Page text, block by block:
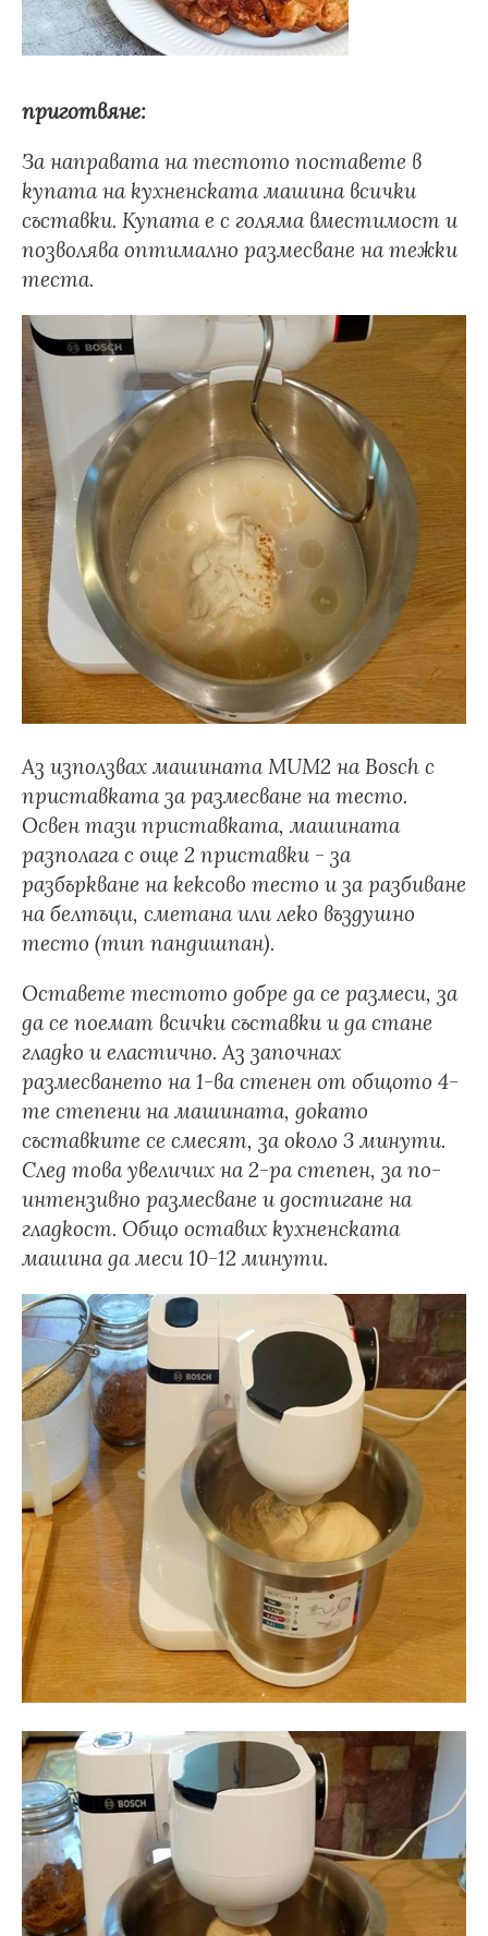
приготвяне:
За направата на тестото поставете в
купата на кухненската машина всички
съставки. Купата е с голяма вместимост и
позволява оптимално размесване на тежки
теста.
Аз използвах машината MUM2 на Bosch с
приставката за размесване на тесто.
Освен тази приставката, машината
разполага с още 2 приставки - за
разбъркване на кексово тесто и за разбиване
на белтъци, сметана или леко въздушно
тесто (тип пандишпан).
Оставете тестото добре да се размеси, за
да се поемат всички съставки и да стане
гладко и еластично. Аз започнах
размесването на 1-ва стенен от общото 4-
те степени на машината, докато
съставките се смесят, за около 3 минути.
След това увеличих на 2-ра степен, за по-
интензивно размесване и достигане на
гладкост. Общо оставих кухненската
машина да меси 10-12 минути.